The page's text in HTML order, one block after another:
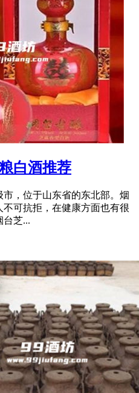
白酒推荐
，位于山东省的东北部。烟
可抗拒，在健康方面也有很
台芝...